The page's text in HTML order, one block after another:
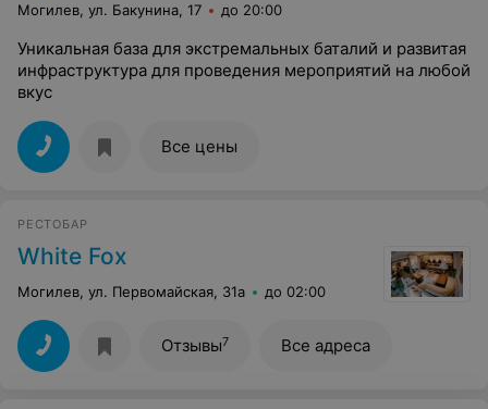
Могилев, ул. Бакунина, 17 до 20:00
Уникальная база для экстремальных баталий и развитая
инфраструктура для проведения мероприятий на любой
вкус
Все цены
РЕСТОБАР
White Fox
Могилев, ул. Первомайская, 31а до 02:00
Отзывы7 Все адреса